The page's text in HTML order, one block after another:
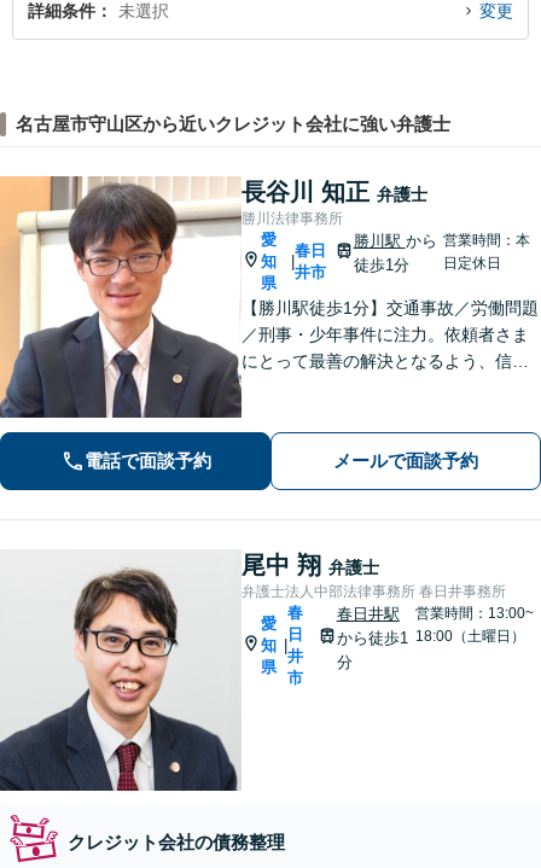
詳細条件 未選択 変更
名古屋市守山区から近いクレジット会社に強い弁護士
長谷川 知正 弁護士
勝川法律事務所
愛
知
県
春日
井市
勝川駅 から
徒歩1分
営業時間：本
日定休日
【勝川駅徒歩1分】交通事故／労働問題
／刑事・少年事件に注力。依頼者さま
にとって最善の解決となるよう、信頼
談ください。
電話で面談予約 メールで面談予約
尾中 翔 弁護士
弁護士法人中部法律事務所 春日井事務所
愛
知
県
春
日
井
市
春日井駅
から徒歩1
分
営業時間：13:00~
18:00（土曜日）
クレジット会社の債務整理